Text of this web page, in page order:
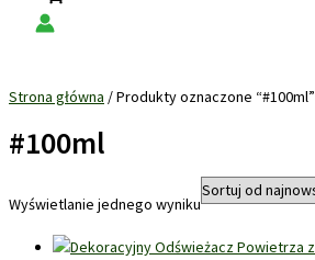
Strona główna / Produkty oznaczone “#100ml”
#100ml
Wyświetlanie jednego wyniku